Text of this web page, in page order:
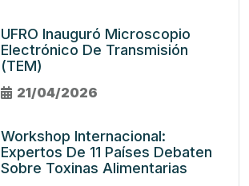
UFRO Inauguró Microscopio
Electrónico De Transmisión
(TEM)
21/04/2026
Workshop Internacional:
Expertos De 11 Países Debaten
Sobre Toxinas Alimentarias